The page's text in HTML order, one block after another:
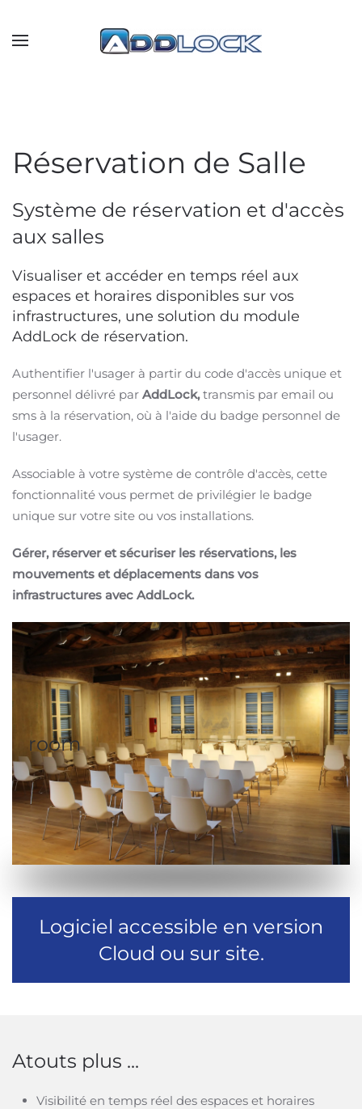
Skip to main content
Réservation de Salle
Système de réservation et d'accès
aux salles
Visualiser et accéder en temps réel aux
espaces et horaires disponibles sur vos
infrastructures, une solution du module
AddLock de réservation.
Authentifier l'usager à partir du code d'accès unique et
personnel délivré par AddLock,transmis par email ou
sms à la réservation, où à l'aide du badge personnel de
l'usager.
Associable à votre système de contrôle d'accès, cette
fonctionnalité vous permet de privilégier le badge
unique sur votre site ou vos installations.
Gérer, réserver et sécuriser les réservations, les
mouvements et déplacements dans vos
infrastructures avec AddLock.
room
Logiciel accessible en version
Cloud ou sur site.
Atouts plus ...
Visibilité en temps réel des espaces et horaires